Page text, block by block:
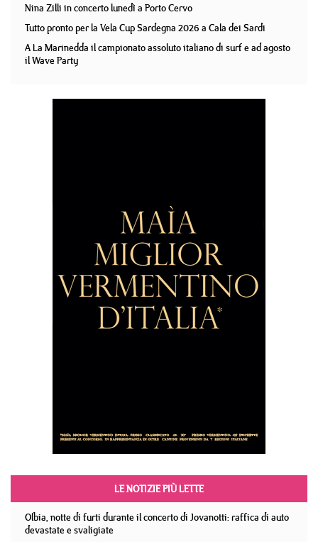
Nina Zilli in concerto lunedì a Porto Cervo
Tutto pronto per la Vela Cup Sardegna 2026 a Cala dei Sardi
A La Marinedda il campionato assoluto italiano di surf e ad agosto
il Wave Party
LE NOTIZIE PIÙ LETTE
Olbia, notte di furti durante il concerto di Jovanotti: raffica di auto
devastate e svaligiate